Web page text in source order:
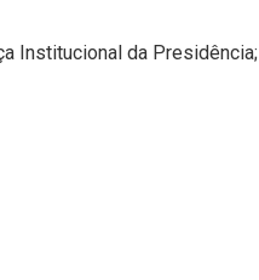
Institucional da Presidência;